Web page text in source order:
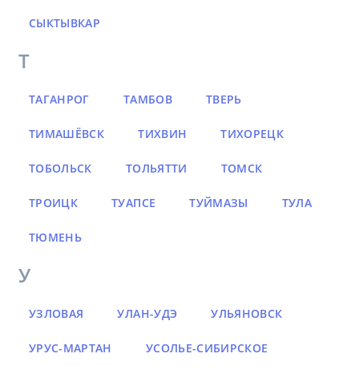
СЫКТЫВКАР
Т
ТАГАНРОГ ТАМБОВ ТВЕРЬ
ТИМАШЁВСК ТИХВИН ТИХОРЕЦК
ТОБОЛЬСК ТОЛЬЯТТИ ТОМСК
ТРОИЦК ТУАПСЕ ТУЙМАЗЫ ТУЛА
ТЮМЕНЬ
У
УЗЛОВАЯ УЛАН-УДЭ УЛЬЯНОВСК
УРУС-МАРТАН УСОЛЬЕ-СИБИРСКОЕ